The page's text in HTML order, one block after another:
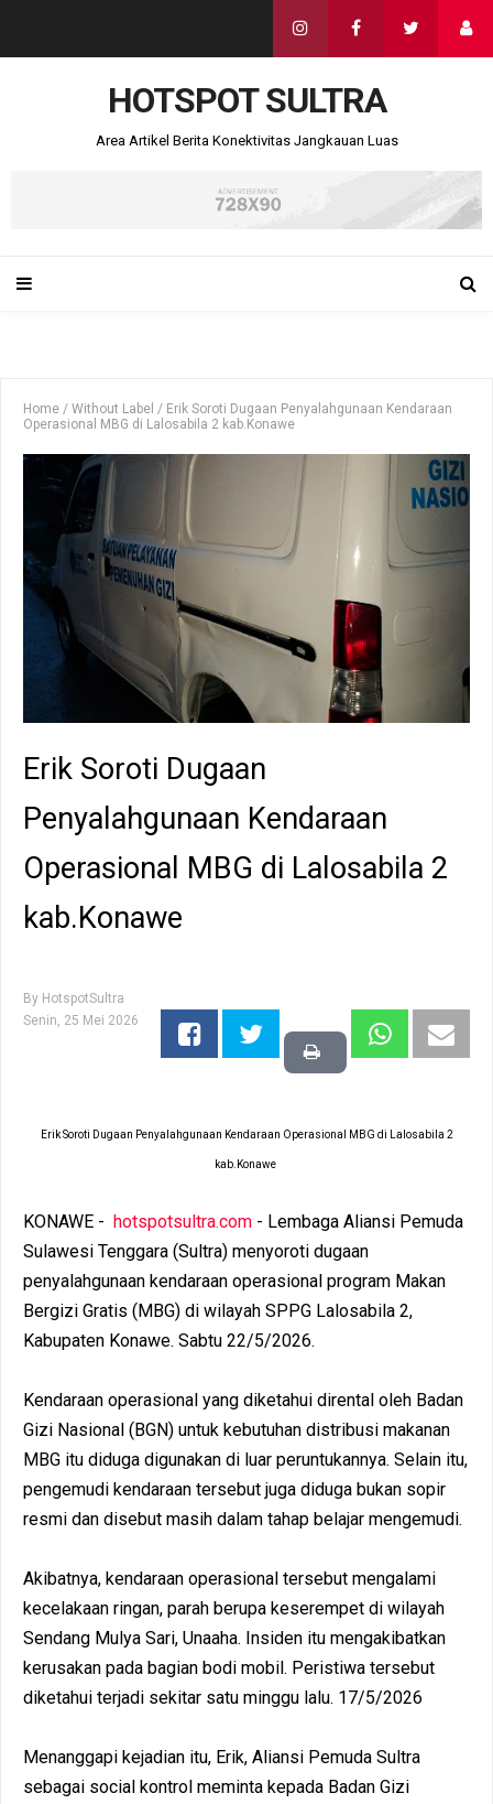
HOTSPOT SULTRA
Area Artikel Berita Konektivitas Jangkauan Luas
Home / Without Label / Erik Soroti Dugaan Penyalahgunaan Kendaraan
Operasional MBG di Lalosabila 2 kab.Konawe
Erik Soroti Dugaan
Penyalahgunaan Kendaraan
Operasional MBG di Lalosabila 2
kab.Konawe
By HotspotSultra
Senin, 25 Mei 2026
Erik Soroti Dugaan Penyalahgunaan Kendaraan Operasional MBG di Lalosabila 2
kab.Konawe
KONAWE - hotspotsultra.com - Lembaga Aliansi Pemuda
Sulawesi Tenggara (Sultra) menyoroti dugaan
penyalahgunaan kendaraan operasional program Makan
Bergizi Gratis (MBG) di wilayah SPPG Lalosabila 2,
Kabupaten Konawe. Sabtu 22/5/2026.
Kendaraan operasional yang diketahui dirental oleh Badan
Gizi Nasional (BGN) untuk kebutuhan distribusi makanan
MBG itu diduga digunakan di luar peruntukannya. Selain itu,
pengemudi kendaraan tersebut juga diduga bukan sopir
resmi dan disebut masih dalam tahap belajar mengemudi.
Akibatnya, kendaraan operasional tersebut mengalami
kecelakaan ringan, parah berupa keserempet di wilayah
Sendang Mulya Sari, Unaaha. Insiden itu mengakibatkan
kerusakan pada bagian bodi mobil. Peristiwa tersebut
diketahui terjadi sekitar satu minggu lalu. 17/5/2026
Menanggapi kejadian itu, Erik, Aliansi Pemuda Sultra
sebagai social kontrol meminta kepada Badan Gizi